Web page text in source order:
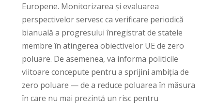
Europene. Monitorizarea și evaluarea
perspectivelor servesc ca verificare periodică
bianuală a progresului înregistrat de statele
membre în atingerea obiectivelor UE de zero
poluare. De asemenea, va informa politicile
viitoare concepute pentru a sprijini ambiția de
zero poluare — de a reduce poluarea în măsura
în care nu mai prezintă un risc pentru